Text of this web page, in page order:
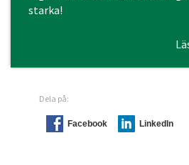
starka!
Dela på:
Facebook LinkedIn